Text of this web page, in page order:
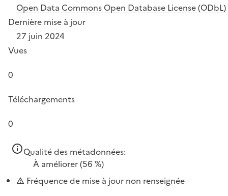
Open Data Commons Open Database License (ODbL)
Dernière mise à jour
27 juin 2024
Vues
0
Téléchargements
0
Qualité des métadonnées:
À améliorer(56 %)
Fréquence de mise à jour non renseignée